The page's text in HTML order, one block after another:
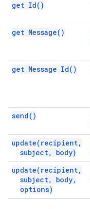
get Id( )
get Message( )
get Message Id( )
send( )
update( recipient,
subject, body)
update( recipient,
subject, body,
options)